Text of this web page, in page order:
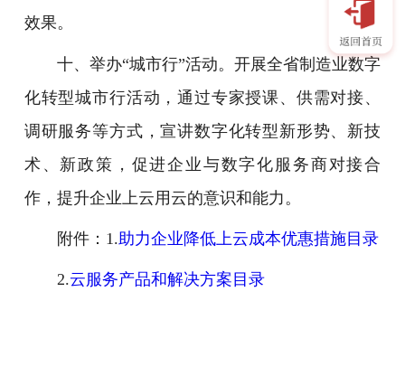
效果。
十、举办“城市行”活动。开展全省制造业数字
化转型城市行活动，通过专家授课、供需对接、
调研服务等方式，宣讲数字化转型新形势、新技
术、新政策，促进企业与数字化服务商对接合
作，提升企业上云用云的意识和能力。
附件：1.助力企业降低上云成本优惠措施目录
2.云服务产品和解决方案目录